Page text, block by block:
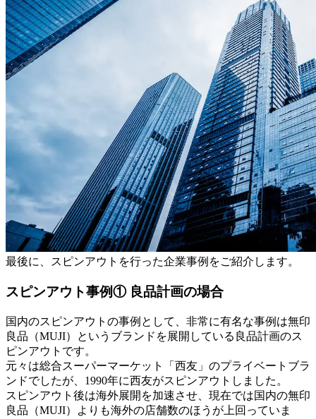
最後に、スピンアウトを行った企業事例をご紹介します。
スピンアウト事例① 良品計画の場合
国内のスピンアウトの事例として、非常に有名な事例は無印
良品（MUJI）というブランドを展開している良品計画のス
ピンアウトです。
元々は総合スーパーマーケット「西友」のプライベートブラ
ンドでしたが、1990年に西友がスピンアウトしました。
スピンアウト後は海外展開を加速させ、現在では国内の無印
良品（MUJI）よりも海外の店舗数のほうが上回っていま